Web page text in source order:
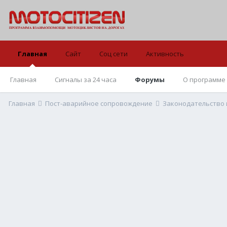
Главная
Главная Сигналы за 24 часа Форумы О программе
Сайт Соц сети Активность
Главная Пост-аварийное сопровождение Законодательство